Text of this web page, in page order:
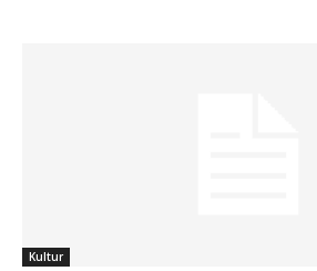
Kultur